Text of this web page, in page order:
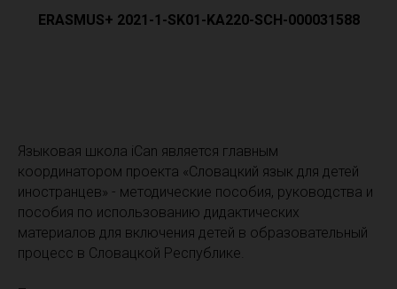
ERASMUS+ 2021-1-SK01-KA220-SCH-000031588
Языковая школа iCan является главным
координатором проекта «Словацкий язык для детей
иностранцев» - методические пособия, руководства и
пособия по использованию дидактических
материалов для включения детей в образовательный
процесс в Словацкой Республике.